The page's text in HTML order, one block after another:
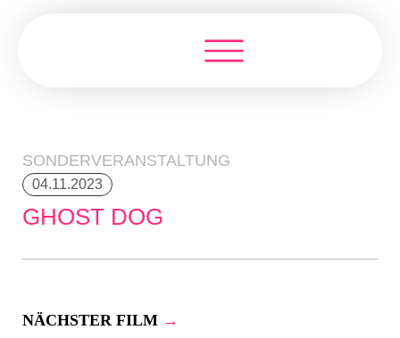
SONDERVERANSTALTUNG
04.11.2023
GHOST DOG
NÄCHSTER FILM →